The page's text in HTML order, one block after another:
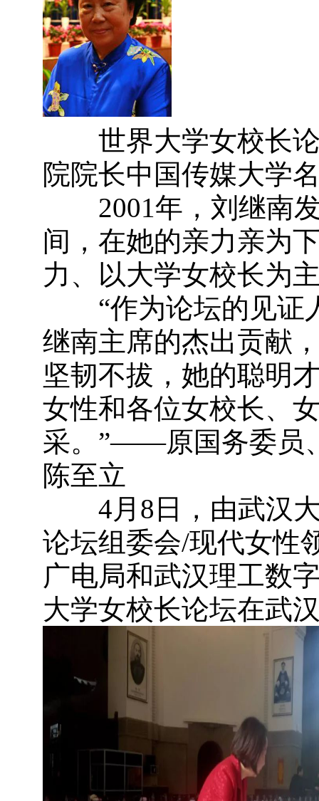
世界大学女校长论
院院长中国传媒大学
2001年，刘继南发
间，在她的亲力亲为
力、以大学女校长为
“作为论坛的见证
继南主席的杰出贡献
坚韧不拔，她的聪明
女性和各位女校长、
采。”——原国务委员
陈至立
4月8日，由武汉大
论坛组委会/现代女性
广电局和武汉理工数
大学女校长论坛在武